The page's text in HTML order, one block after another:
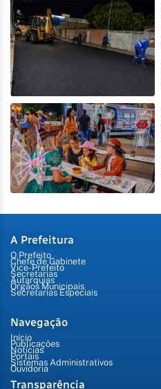
A Prefeitura
O Prefeito
Chefe de Gabinete
Vice-Prefeito
Secretarias
Autarquias
Órgãos Municipais
Secretarias Especiais
Navegação
Início
Publicações
Notícias
Portais
Sistemas Administrativos
Ouvidoria
Transparência